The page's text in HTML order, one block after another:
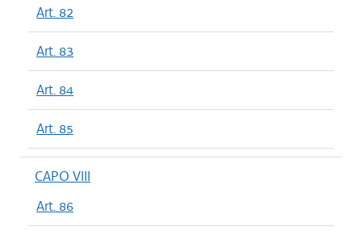
Art. 82
Art. 83
Art. 84
Art. 85
CAPO VIII
Art. 86